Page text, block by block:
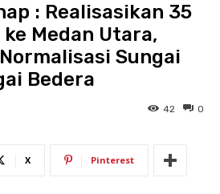
: Realisasikan 35
ke Medan Utara,
Sungai
Bedera
0
42
X Pinterest